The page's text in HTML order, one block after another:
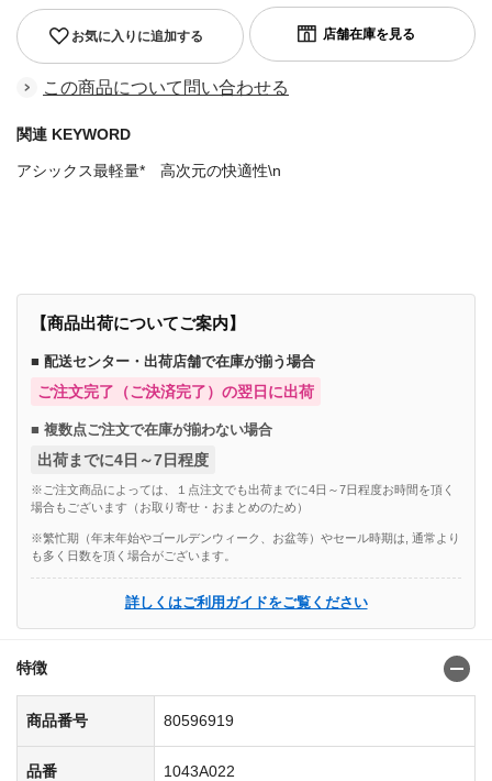
お気に入りに追加する
この商品について問い合わせる
関連 KEYWORD
アシックス最軽量* 高次元の快適性\n
【商品出荷についてご案内】
■ 配送センター・出荷店舗で在庫が揃う場合
ご注文完了（ご決済完了）の翌日に出荷
■ 複数点ご注文で在庫が揃わない場合
出荷までに4日～7日程度
※ご注文商品によっては、１点注文でも出荷までに4日～7日程度お時間を頂く
場合もございます（お取り寄せ・おまとめのため）
※繁忙期（年末年始やゴールデンウィーク、お盆等）やセール時期は, 通常より
も多く日数を頂く場合がございます。
詳しくはご利用ガイドをご覧ください
特徴
商品番号 80596919
品番 1043A022